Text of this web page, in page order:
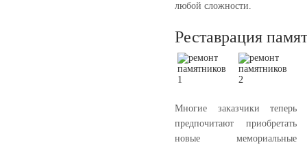
любой сложности.
Реставрация
Многие заказчики теперь
предпочитают приобретать
новые мемориальные